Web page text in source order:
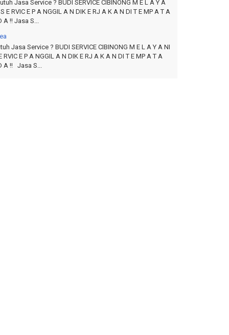
Jasa Service ? BUDI SERVICE CIBINONG M E L A Y A
E RVIC E P A NGGIL A N DIK E RJ A K A N DI T E MP A T A
A !! Jasa S...
Jasa Service ? BUDI SERVICE CIBINONG M E L A Y A NI
RVIC E P A NGGIL A N DIK E RJ A K A N DI T E MP A T A
A !! Jasa S...